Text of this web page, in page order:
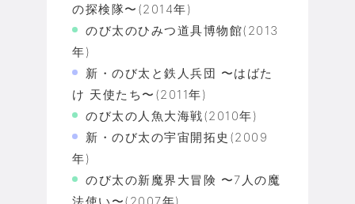
の探検隊〜(2014年)
のび太のひみつ道具博物館(2013
年)
新・のび太と鉄人兵団 〜はばた
け 天使たち〜(2011年)
のび太の人魚大海戦(2010年)
新・のび太の宇宙開拓史(2009
年)
のび太の新魔界大冒険 〜7人の魔
法使い〜(2007年)